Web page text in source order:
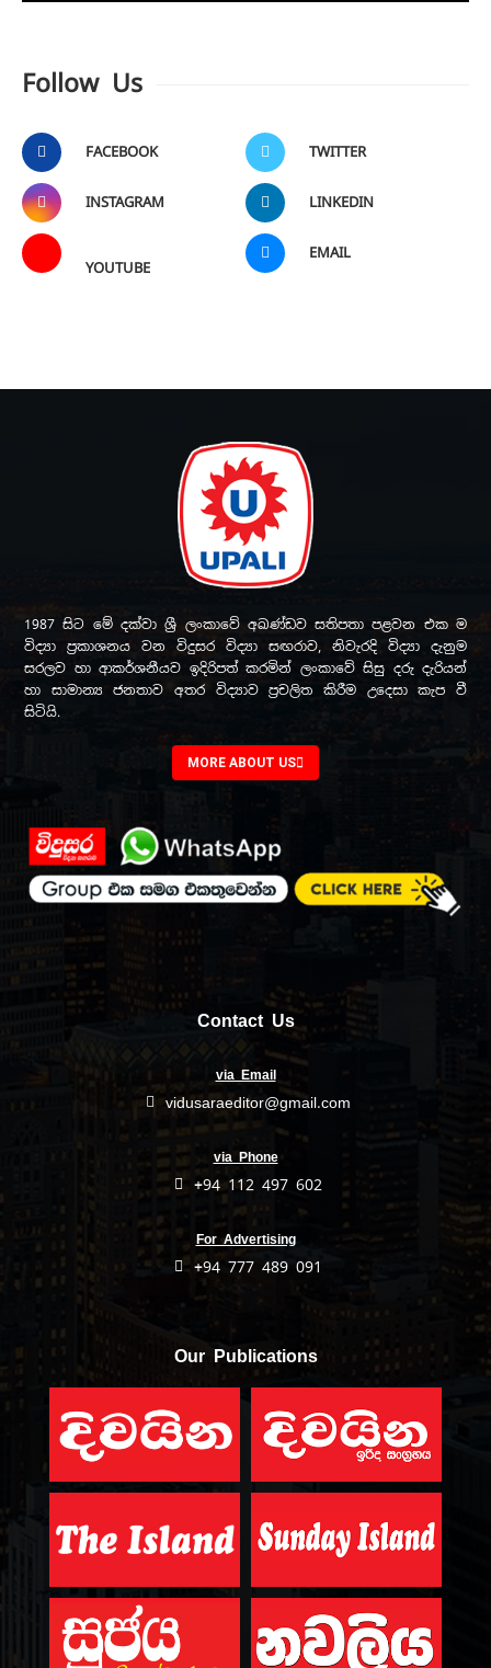
Follow Us
FACEBOOK TWITTER
INSTAGRAM LINKEDIN
YOUTUBE
EMAIL
1987 සිට මේ දක්වා ශ්‍රී ලංකාවේ අඛණ්ඩව සතිපතා පළවන එක ම
විද්‍යා ප්‍රකාශනය වන විදුසර විද්‍යා සඟරාව, නිවැරදි විද්‍යා දැනුම
සරලව හා ආකර්ශනීයව ඉදිරිපත් කරමින් ලංකාවේ සිසු දරු දැරියන්
හා සාමාන්‍ය ජනතාව අතර විද්‍යාව ප්‍රචලිත කිරීම උදෙසා කැප වී
සිටියි.
MORE ABOUT US
Contact Us
via Email
vidusaraeditor@gmail.com
via Phone
+94 112 497 602
For Advertising
+94 777 489 091
Our Publications